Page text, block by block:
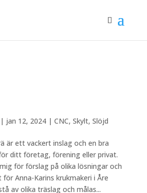
| jan 12, 2024| CNC, Skylt, Slöjd
är ett vackert inslag och en bra
ditt företag, förening eller privat.
för förslag på olika lösningar och
Anna-Karins krukmakeri i Åre
av olika träslag och målas...